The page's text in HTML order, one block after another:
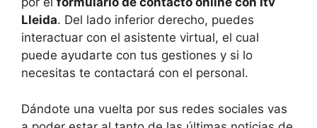
Lleida. Del lado inferior derecho, puedes
interactuar con el asistente virtual, el cual
puede ayudarte con tus gestiones y si lo
necesitas te contactará con el personal.
Dándote una vuelta por sus redes sociales vas